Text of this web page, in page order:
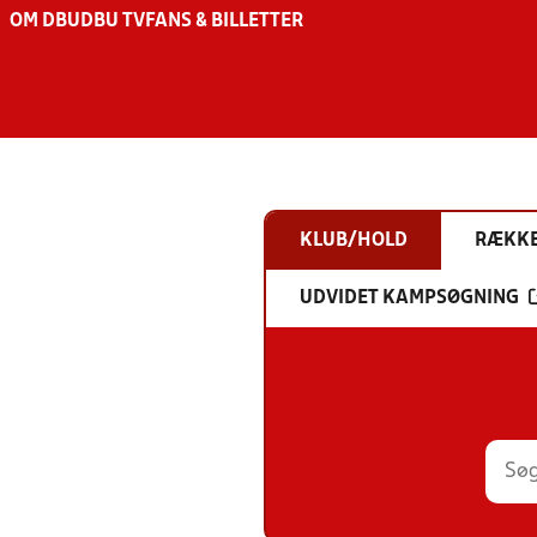
OM DBU DBU TV FANS & BILLETTER
KLUB/HOLD
UDVIDET KAMPSØGNING